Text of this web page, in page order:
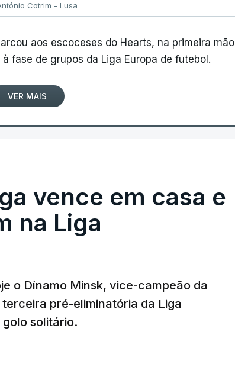
Cotrim - Lusa
aos escoceses do Hearts, na primeira mão
fase de grupos da Liga Europa de futebol.
VER MAIS
vence em casa e
na Liga
o Dínamo Minsk, vice-campeão da
pré-eliminatória da Liga
solitário.